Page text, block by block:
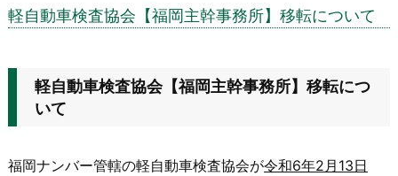
軽自動車検査協会【福岡主幹事務所】移転について
軽自動車検査協会【福岡主幹事務所】移転につ
いて
福岡ナンバー管轄の軽自動車検査協会が令和6年2月13日